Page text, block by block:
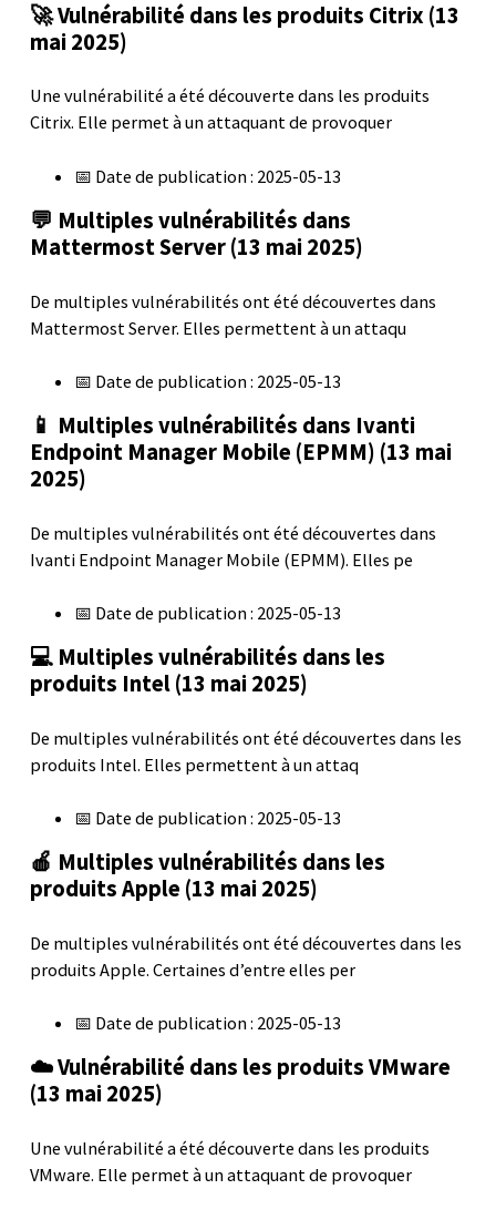
🚀 Vulnérabilité dans les produits Citrix (13
mai 2025)
Une vulnérabilité a été découverte dans les produits
Citrix. Elle permet à un attaquant de provoquer
📅 Date de publication : 2025-05-13
💬 Multiples vulnérabilités dans
Mattermost Server (13 mai 2025)
De multiples vulnérabilités ont été découvertes dans
Mattermost Server. Elles permettent à un attaqu
📅 Date de publication : 2025-05-13
📱 Multiples vulnérabilités dans Ivanti
Endpoint Manager Mobile (EPMM) (13 mai
2025)
De multiples vulnérabilités ont été découvertes dans
Ivanti Endpoint Manager Mobile (EPMM). Elles pe
📅 Date de publication : 2025-05-13
💻 Multiples vulnérabilités dans les
produits Intel (13 mai 2025)
De multiples vulnérabilités ont été découvertes dans les
produits Intel. Elles permettent à un attaq
📅 Date de publication : 2025-05-13
🍎 Multiples vulnérabilités dans les
produits Apple (13 mai 2025)
De multiples vulnérabilités ont été découvertes dans les
produits Apple. Certaines d’entre elles per
📅 Date de publication : 2025-05-13
☁️ Vulnérabilité dans les produits VMware
(13 mai 2025)
Une vulnérabilité a été découverte dans les produits
VMware. Elle permet à un attaquant de provoquer